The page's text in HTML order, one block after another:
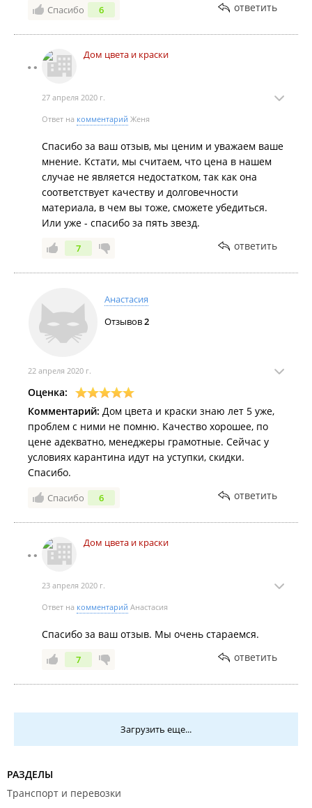
Спасибо 6 ответить
Дом цвета и краски
27 апреля 2020 г.
Ответ на комментарий Женя
Спасибо за ваш отзыв, мы ценим и уважаем ваше
мнение. Кстати, мы считаем, что цена в нашем
случае не является недостатком, так как она
соответствует качеству и долговечности
материала, в чем вы тоже, сможете убедиться.
Или уже - спасибо за пять звезд.
7 ответить
Анастасия
Отзывов2
22 апреля 2020 г.
Оценка:
Комментарий: Дом цвета и краски знаю лет 5 уже,
проблем с ними не помню. Качество хорошее, по
цене адекватно, менеджеры грамотные. Сейчас у
условиях карантина идут на уступки, скидки.
Спасибо.
Спасибо 6 ответить
Дом цвета и краски
23 апреля 2020 г.
Ответ на комментарий Анастасия
Спасибо за ваш отзыв. Мы очень стараемся.
7 ответить
Загрузить еще...
РАЗДЕЛЫ
Транспорт и перевозки